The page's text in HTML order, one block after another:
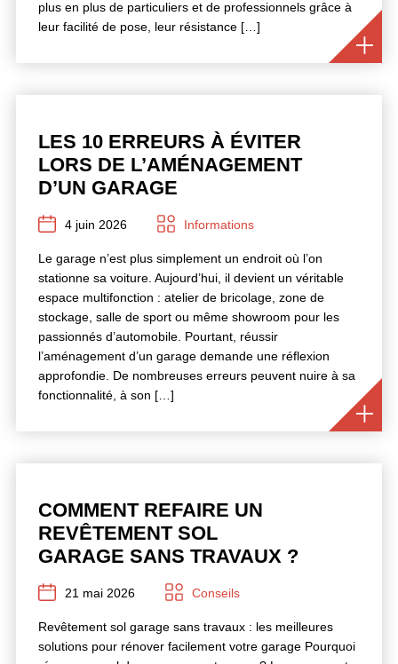
plus en plus de particuliers et de professionnels grâce à
leur facilité de pose, leur résistance […]
LES 10 ERREURS À ÉVITER
LORS DE L’AMÉNAGEMENT
D’UN GARAGE
4 juin 2026 Informations
Le garage n’est plus simplement un endroit où l’on
stationne sa voiture. Aujourd’hui, il devient un véritable
espace multifonction : atelier de bricolage, zone de
stockage, salle de sport ou même showroom pour les
passionnés d’automobile. Pourtant, réussir
l’aménagement d’un garage demande une réflexion
approfondie. De nombreuses erreurs peuvent nuire à sa
fonctionnalité, à son […]
COMMENT REFAIRE UN
REVÊTEMENT SOL
GARAGE SANS TRAVAUX ?
21 mai 2026 Conseils
Revêtement sol garage sans travaux : les meilleures
solutions pour rénover facilement votre garage Pourquoi